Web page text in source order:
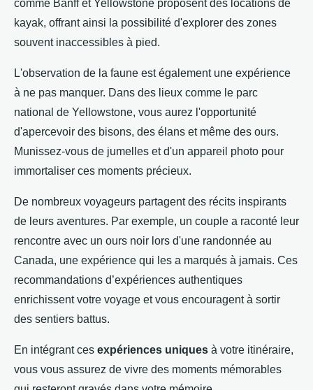
comme Banff et Yellowstone proposent des locations de
kayak, offrant ainsi la possibilité d'explorer des zones
souvent inaccessibles à pied.
L'observation de la faune est également une expérience
à ne pas manquer. Dans des lieux comme le parc
national de Yellowstone, vous aurez l'opportunité
d'apercevoir des bisons, des élans et même des ours.
Munissez-vous de jumelles et d'un appareil photo pour
immortaliser ces moments précieux.
De nombreux voyageurs partagent des récits inspirants
de leurs aventures. Par exemple, un couple a raconté leur
rencontre avec un ours noir lors d'une randonnée au
Canada, une expérience qui les a marqués à jamais. Ces
recommandations d’expériences authentiques
enrichissent votre voyage et vous encouragent à sortir
des sentiers battus.
En intégrant ces expériences uniques à votre itinéraire,
vous vous assurez de vivre des moments mémorables